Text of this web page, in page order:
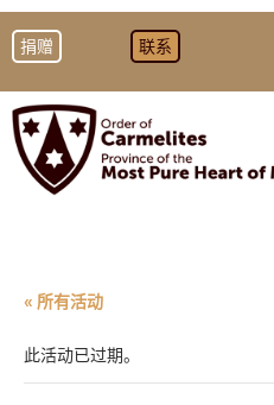
捐赠 联系
« 所有活动
此活动已过期。